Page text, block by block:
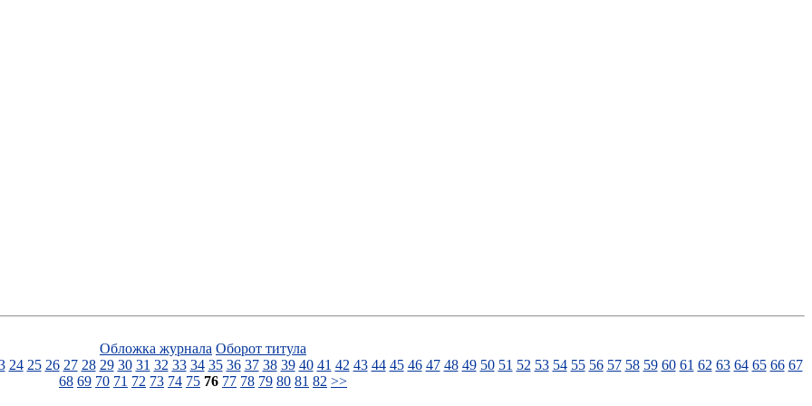
Обложка журнала Оборот титула
24 25 26 27 28 29 30 31 32 33 34 35 36 37 38 39 40 41 42 43 44 45 46 47 48 49 50 51 52 53 54 55 56 57 58 59 60 61 62 63 64 65 66 67
68 69 70 71 72 73 74 75 76 77 78 79 80 81 82 >>